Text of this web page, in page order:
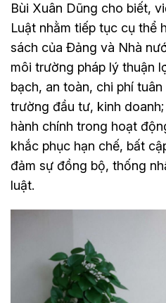
Bùi Xuân Dũng cho biết,
Luật nhằm tiếp tục cụ thể
sách của Đảng và Nhà
môi trường pháp lý thuận
bạch, an toàn, chi phí
trường đầu tư, kinh
hành chính trong hoạt
khắc phục hạn chế, bất
đảm sự đồng bộ, thống
luật.